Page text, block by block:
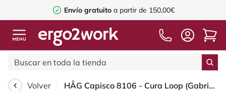
Envío gratuito a partir de 150,00€
Volver HÅG Capisco 8106 - Cura Loop (Gabriel) - Poliéster reciclados - CLP60110 Light grey - Blush Rose - 265 mm (seat height 53-79cm) - Glides